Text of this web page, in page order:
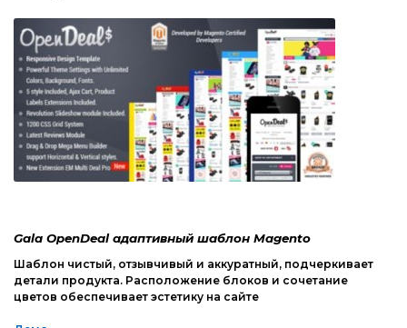
Wordpress
Joomla
phpBB форум
Другие CMS
Web-Мастеру
Gala OpenDeal адаптивный шаблон Magento
Шаблон чистый, отзывчивый и аккуратный, подчеркивает
детали продукта. Расположение блоков и сочетание
цветов обеспечивает эстетику на сайте
Другие CMS
Web-Мастеру
Другие шаблоны